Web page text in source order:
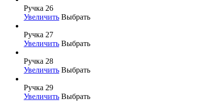
Ручка 26
Увеличить Выбрать
Ручка 27
Увеличить Выбрать
Ручка 28
Увеличить Выбрать
Ручка 29
Увеличить Выбрать